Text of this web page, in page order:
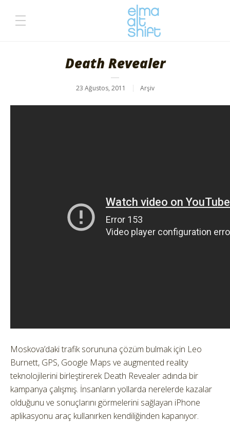
Death Revealer
23 Ağustos, 2011 Arşiv
Moskova’daki trafik sorununa çözüm bulmak için Leo
Burnett, GPS, Google Maps ve augmented reality
teknolojilerini birleştirerek Death Revealer adında bir
kampanya çalışmış. İnsanların yollarda nerelerde kazalar
olduğunu ve sonuçlarını görmelerini sağlayan iPhone
aplikasyonu araç kullanırken kendiliğinden kapanıyor.